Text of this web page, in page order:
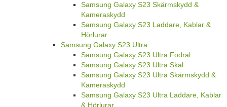
Samsung Galaxy S23 Skärmskydd &
Kameraskydd
Samsung Galaxy S23 Laddare, Kablar &
Hörlurar
Samsung Galaxy S23 Ultra
Samsung Galaxy S23 Ultra Fodral
Samsung Galaxy S23 Ultra Skal
Samsung Galaxy S23 Ultra Skärmskydd &
Kameraskydd
Samsung Galaxy S23 Ultra Laddare, Kablar
& Hörlurar